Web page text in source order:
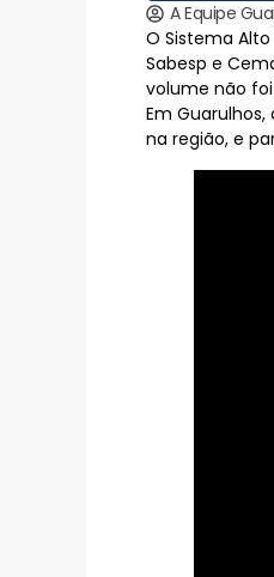
A Equipe
O Sistema
Sabesp e
volume não
Em
na região, e